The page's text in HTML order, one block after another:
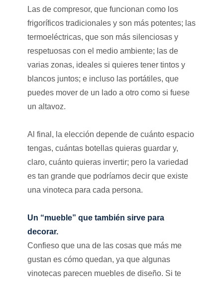
Las de compresor, que funcionan como los
frigoríficos tradicionales y son más potentes; las
termoeléctricas, que son más silenciosas y
respetuosas con el medio ambiente; las de
varias zonas, ideales si quieres tener tintos y
blancos juntos; e incluso las portátiles, que
puedes mover de un lado a otro como si fuese
un altavoz.
Al final, la elección depende de cuánto espacio
tengas, cuántas botellas quieras guardar y,
claro, cuánto quieras invertir; pero la variedad
es tan grande que podríamos decir que existe
una vinoteca para cada persona.
Un “mueble” que también sirve para
decorar.
Confieso que una de las cosas que más me
gustan es cómo quedan, ya que algunas
vinotecas parecen muebles de diseño. Si te